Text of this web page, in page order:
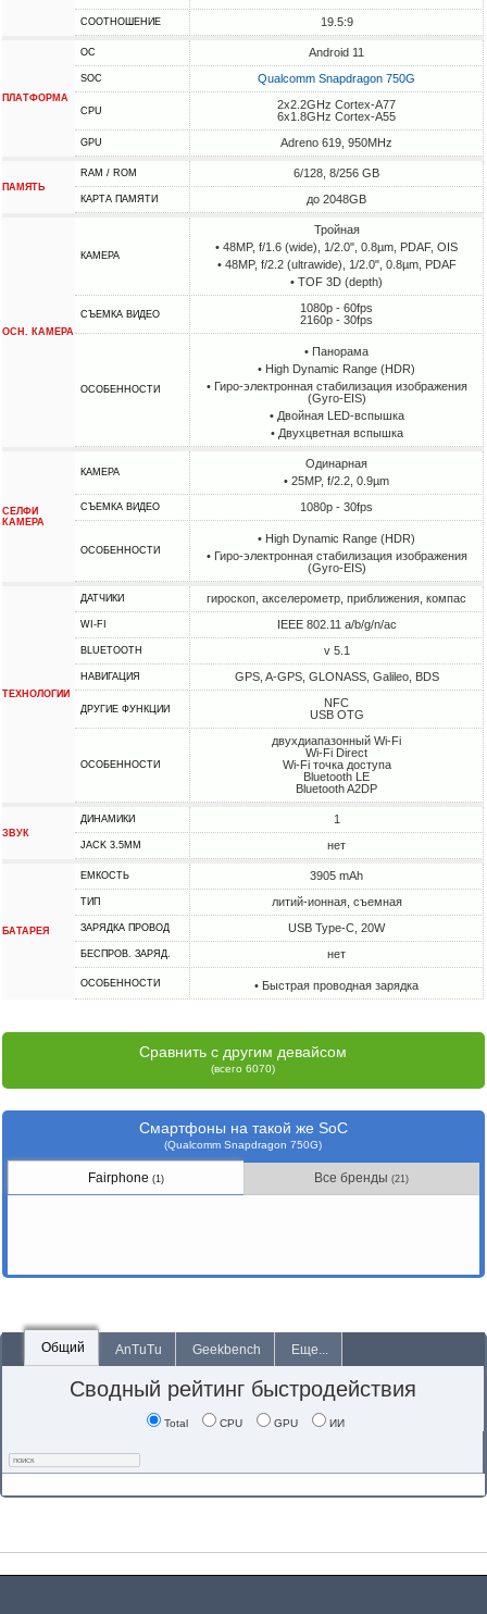
СООТНОШЕНИЕ 19.5:9
ПЛАТФОРМА
ОС Android 11
SOC Qualcomm Snapdragon 750G
CPU
2x2.2GHz Cortex-A77
6x1.8GHz Cortex-A55
GPU Adreno 619, 950MHz
ПАМЯТЬ
RAM / ROM 6/128, 8/256 GB
КАРТА ПАМЯТИ до 2048GB
ОСН. КАМЕРА
КАМЕРА
Тройная
• 48MP, f/1.6 (wide), 1/2.0", 0.8µm, PDAF, OIS
• 48MP, f/2.2 (ultrawide), 1/2.0", 0.8µm, PDAF
• TOF 3D (depth)
СЪЕМКА ВИДЕО
1080p - 60fps
2160p - 30fps
ОСОБЕННОСТИ
• Панорама
• High Dynamic Range (HDR)
• Гиро-электронная стабилизация изображения
(Gyro-EIS)
• Двойная LED-вспышка
• Двухцветная вспышка
СЕЛФИ
КАМЕРА
КАМЕРА
Одинарная
• 25MP, f/2.2, 0.9µm
СЪЕМКА ВИДЕО 1080p - 30fps
ОСОБЕННОСТИ
• High Dynamic Range (HDR)
• Гиро-электронная стабилизация изображения
(Gyro-EIS)
ТЕХНОЛОГИИ
ДАТЧИКИ гироскоп, акселерометр, приближения, компас
WI-FI IEEE 802.11 a/b/g/n/ac
BLUETOOTH v 5.1
НАВИГАЦИЯ GPS, A-GPS, GLONASS, Galileo, BDS
ДРУГИЕ ФУНКЦИИ
NFC
USB OTG
ОСОБЕННОСТИ
двухдиапазонный Wi-Fi
Wi-Fi Direct
Wi-Fi точка доступа
Bluetooth LE
Bluetooth A2DP
ЗВУК
ДИНАМИКИ 1
JACK 3.5MM нет
БАТАРЕЯ
ЕМКОСТЬ 3905 mAh
ТИП литий-ионная, съемная
ЗАРЯДКА ПРОВОД USB Type-C, 20W
БЕСПРОВ. ЗАРЯД. нет
ОСОБЕННОСТИ • Быстрая проводная зарядка
Сравнить с другим девайсом
(всего 6070)
Смартфоны на такой же SoC
(Qualcomm Snapdragon 750G)
Fairphone (1) Все бренды(21)
Общий AnTuTu Geekbench Еще...
Сводный рейтинг быстродействия
Total CPU GPU ИИ